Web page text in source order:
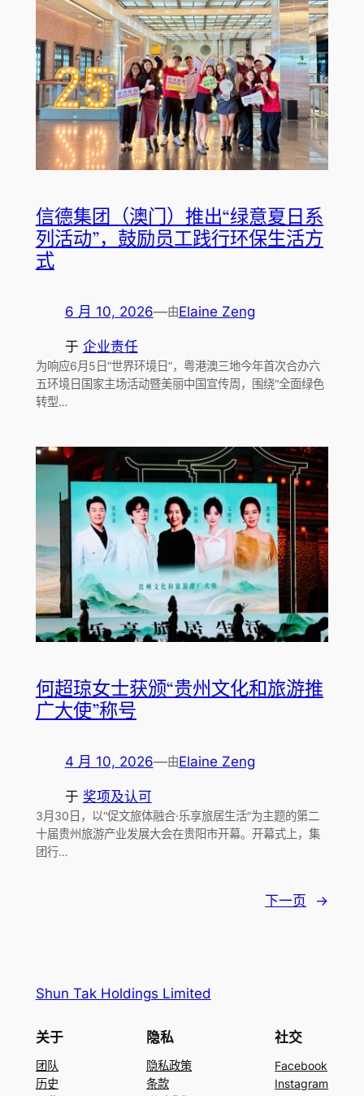
信德集团（澳门）推出“绿意夏日系
列活动”，鼓励员工践行环保生活方
式
6 月 10, 2026—由Elaine Zeng
于 企业责任
为响应6月5日“世界环境日”，粤港澳三地今年首次合办六
五环境日国家主场活动暨美丽中国宣传周，围绕“全面绿色
转型…
何超琼女士获颁“贵州文化和旅游推
广大使”称号
4 月 10, 2026—由Elaine Zeng
于 奖项及认可
3月30日，以“促文旅体融合·乐享旅居生活”为主题的第二
十届贵州旅游产业发展大会在贵阳市开幕。开幕式上，集
团行…
下一页 →
Shun Tak Holdings Limited
关于
团队
历史
隐私
隐私政策
条款
社交
Facebook
Instagram